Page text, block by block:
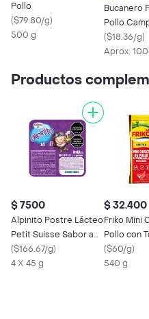
Pollo
($79.80/g)
500 g
Bucanero
Pollo
Refrigerado
($18.36/g)
Aprox.
Productos
$ 7500
Alpinito Postre Lácteo
Petit Suisse Sabor a
Mora
($166.67/g)
4 X 45 g
$ 32.400
Friko Mini
Pollo con
($60/g)
540 g